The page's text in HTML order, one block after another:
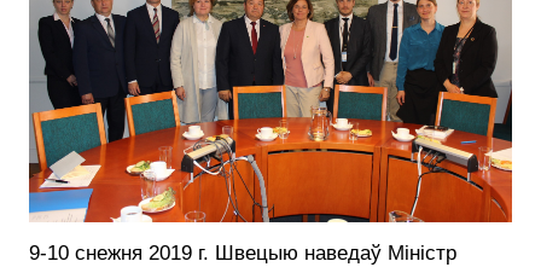
9-10 снежня 2019 г. Швецыю наведаў Міністр